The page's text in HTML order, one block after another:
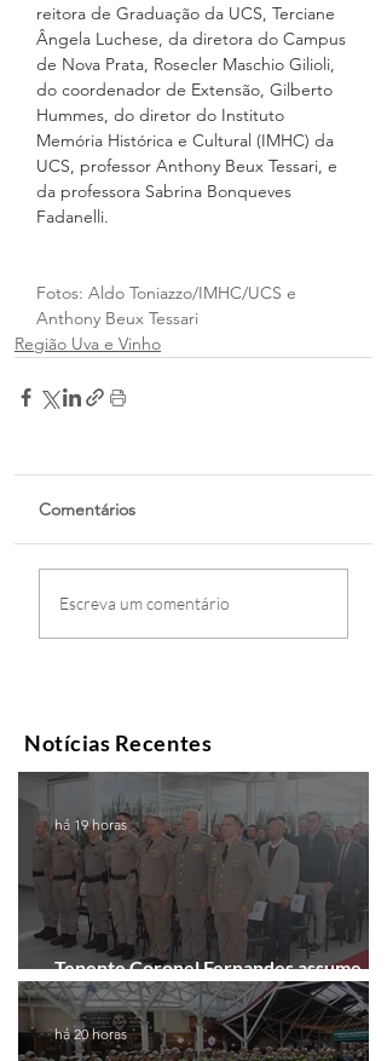
reitora de Graduação da UCS, Terciane
Ângela Luchese, da diretora do Campus
de Nova Prata, Rosecler Maschio Gilioli,
do coordenador de Extensão, Gilberto
Hummes, do diretor do Instituto
Memória Histórica e Cultural (IMHC) da
UCS, professor Anthony Beux Tessari, e
da professora Sabrina Bonqueves
Fadanelli.
Fotos: Aldo Toniazzo/IMHC/UCS e
Anthony Beux Tessari
Região Uva e Vinho
Comentários
Escreva um comentário
Notícias Recentes
Tenente Coronel Fernandes assume
comando do 41º BPM em Gramado
há 19 horas
há 20 horas